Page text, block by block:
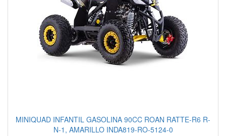
MINIQUAD INFANTIL GASOLINA 90CC ROAN RATTE-R6 R-
N-1, AMARILLO INDA819-RO-5124-0